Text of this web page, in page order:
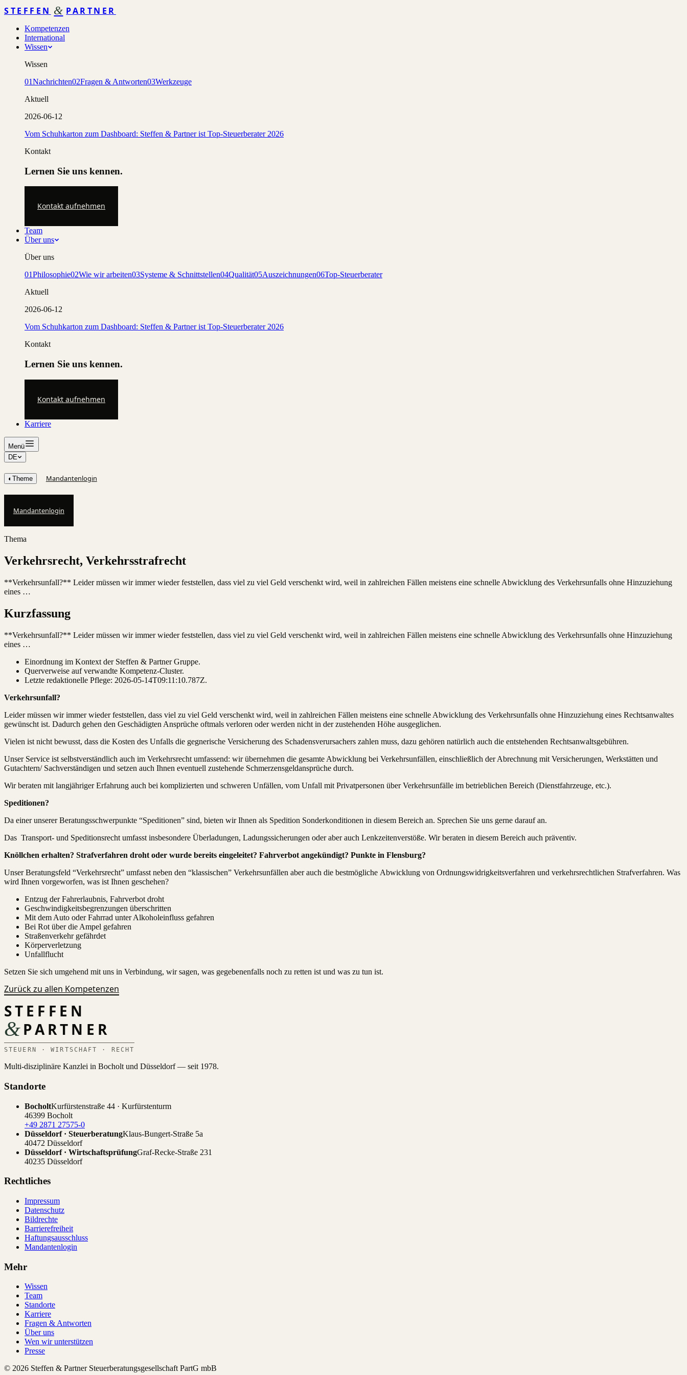
STEFFEN & PARTNER
Kompetenzen
International
Wissen
Wissen
01Nachrichten02Fragen & Antworten03Werkzeuge
Aktuell
2026-06-12
Vom Schuhkarton zum Dashboard: Steffen & Partner ist Top-Steuerberater 2026
Kontakt
Lernen Sie uns kennen.
Kontakt aufnehmen
Team
Über uns
Über uns
01Philosophie02Wie wir arbeiten03Systeme & Schnittstellen04Qualität05Auszeichnungen06Top-Steuerberater
Aktuell
2026-06-12
Vom Schuhkarton zum Dashboard: Steffen & Partner ist Top-Steuerberater 2026
Kontakt
Lernen Sie uns kennen.
Kontakt aufnehmen
Karriere
Menü
DE
◐ Theme Mandantenlogin
Mandantenlogin
Thema
Verkehrsrecht, Verkehrsstrafrecht
**Verkehrsunfall?** Leider müssen wir immer wieder feststellen, dass viel zu viel Geld verschenkt wird, weil in zahlreichen Fällen meistens eine schnelle Abwicklung des Verkehrsunfalls ohne Hinzuziehung
eines …
Kurzfassung
**Verkehrsunfall?** Leider müssen wir immer wieder feststellen, dass viel zu viel Geld verschenkt wird, weil in zahlreichen Fällen meistens eine schnelle Abwicklung des Verkehrsunfalls ohne Hinzuziehung
eines …
Einordnung im Kontext der Steffen & Partner Gruppe.
Querverweise auf verwandte Kompetenz-Cluster.
Letzte redaktionelle Pflege: 2026-05-14T09:11:10.787Z.
Verkehrsunfall?
Leider müssen wir immer wieder feststellen, dass viel zu viel Geld verschenkt wird, weil in zahlreichen Fällen meistens eine schnelle Abwicklung des Verkehrsunfalls ohne Hinzuziehung eines Rechtsanwaltes
gewünscht ist. Dadurch gehen den Geschädigten Ansprüche oftmals verloren oder werden nicht in der zustehenden Höhe ausgeglichen.
Vielen ist nicht bewusst, dass die Kosten des Unfalls die gegnerische Versicherung des Schadensverursachers zahlen muss, dazu gehören natürlich auch die entstehenden Rechtsanwaltsgebühren.
Unser Service ist selbstverständlich auch im Verkehrsrecht umfassend: wir übernehmen die gesamte Abwicklung bei Verkehrsunfällen, einschließlich der Abrechnung mit Versicherungen, Werkstätten und
Gutachtern/ Sachverständigen und setzen auch Ihnen eventuell zustehende Schmerzensgeldansprüche durch.
Wir beraten mit langjähriger Erfahrung auch bei komplizierten und schweren Unfällen, vom Unfall mit Privatpersonen über Verkehrsunfälle im betrieblichen Bereich (Dienstfahrzeuge, etc.).
Speditionen?
Da einer unserer Beratungsschwerpunkte “Speditionen” sind, bieten wir Ihnen als Spedition Sonderkonditionen in diesem Bereich an. Sprechen Sie uns gerne darauf an.
Das Transport- und Speditionsrecht umfasst insbesondere Überladungen, Ladungssicherungen oder aber auch Lenkzeitenverstöße. Wir beraten in diesem Bereich auch präventiv.
Knöllchen erhalten? Strafverfahren droht oder wurde bereits eingeleitet? Fahrverbot angekündigt? Punkte in Flensburg?
Unser Beratungsfeld “Verkehrsrecht” umfasst neben den “klassischen” Verkehrsunfällen aber auch die bestmögliche Abwicklung von Ordnungswidrigkeitsverfahren und verkehrsrechtlichen Strafverfahren. Was
wird Ihnen vorgeworfen, was ist Ihnen geschehen?
Entzug der Fahrerlaubnis, Fahrverbot droht
Geschwindigkeitsbegrenzungen überschritten
Mit dem Auto oder Fahrrad unter Alkoholeinfluss gefahren
Bei Rot über die Ampel gefahren
Straßenverkehr gefährdet
Körperverletzung
Unfallflucht
Setzen Sie sich umgehend mit uns in Verbindung, wir sagen, was gegebenenfalls noch zu retten ist und was zu tun ist.
Zurück zu allen Kompetenzen
STEFFEN
&PARTNER
STEUERN · WIRTSCHAFT · RECHT
Multi-disziplinäre Kanzlei in Bocholt und Düsseldorf — seit 1978.
Standorte
BocholtKurfürstenstraße 44 · Kurfürstenturm
46399 Bocholt
+49 2871 27575-0
Düsseldorf · SteuerberatungKlaus-Bungert-Straße 5a
40472 Düsseldorf
Düsseldorf · WirtschaftsprüfungGraf-Recke-Straße 231
40235 Düsseldorf
Rechtliches
Impressum
Datenschutz
Bildrechte
Barrierefreiheit
Haftungsausschluss
Mandantenlogin
Mehr
Wissen
Team
Standorte
Karriere
Fragen & Antworten
Über uns
Wen wir unterstützen
Presse
© 2026 Steffen & Partner Steuerberatungsgesellschaft PartG mbB